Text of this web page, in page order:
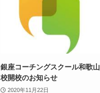
銀座コーチングスクール和歌山
校開校のお知らせ
2020年11月22日